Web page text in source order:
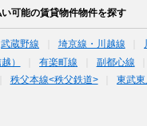
可能の賃貸物件物件を探す
武蔵野線 埼京線・川越線
） 有楽町線 副都心線
秩父本線<秩父鉄道> 東武東